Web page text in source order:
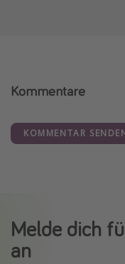
Kommentare
KOMMENTAR
Melde dich
an